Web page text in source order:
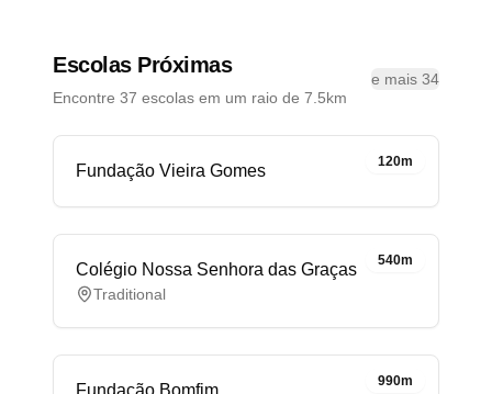
Escolas Próximas
Encontre 37 escolas em um raio de 7.5km
e mais 34
120m
Fundação Vieira Gomes
540m
Colégio Nossa Senhora das Graças
Traditional
990m
Fundação Bomfim